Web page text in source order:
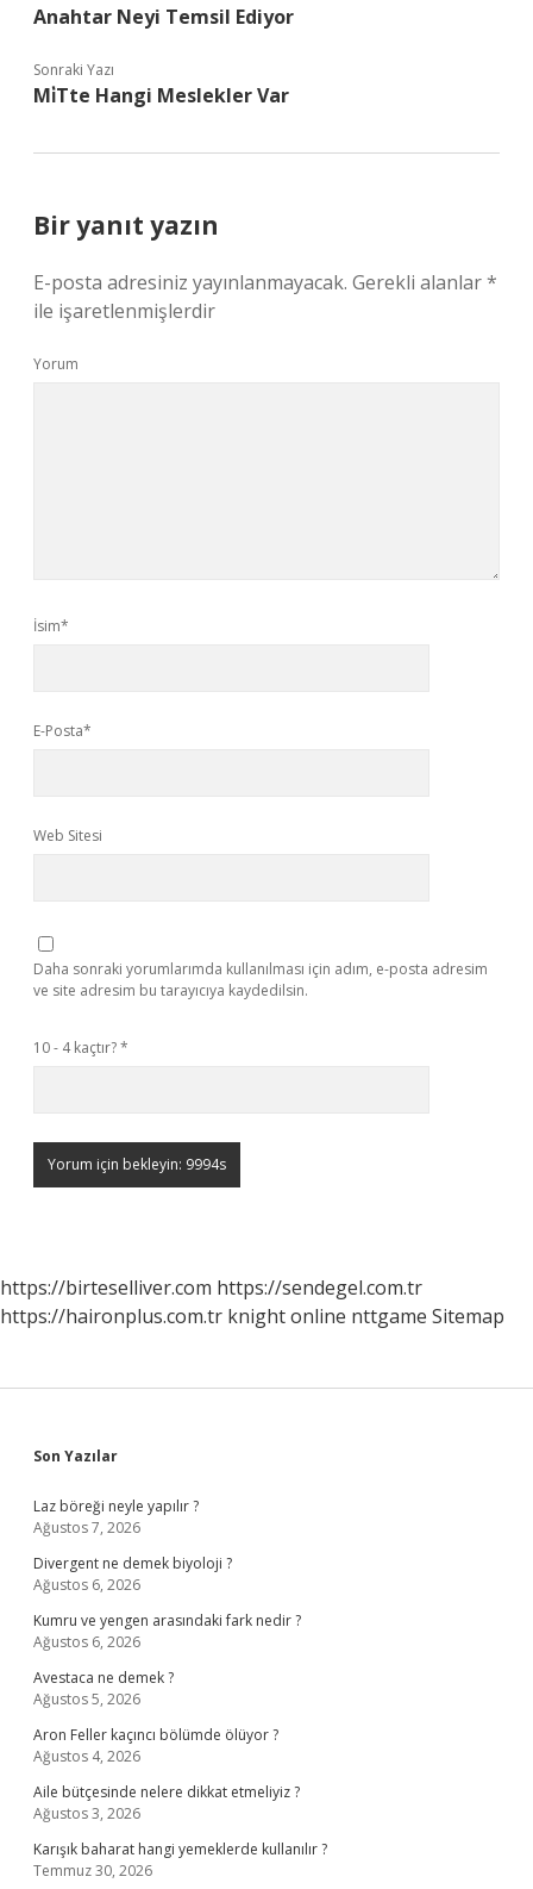
Anahtar Neyi Temsil Ediyor
Sonraki Yazı
Mi̇Tte Hangi Meslekler Var
Bir yanıt yazın
E-posta adresiniz yayınlanmayacak. Gerekli alanlar*
ile işaretlenmişlerdir
Yorum
İsim*
E-Posta*
Web Sitesi
Daha sonraki yorumlarımda kullanılması için adım, e-posta adresim
ve site adresim bu tarayıcıya kaydedilsin.
10 - 4 kaçtır?*
https://birteselliver.com https://sendegel.com.tr
https://haironplus.com.tr knight online nttgame Sitemap
Sidebar
Son Yazılar
Laz böreği neyle yapılır ?
Ağustos 7, 2026
Divergent ne demek biyoloji ?
Ağustos 6, 2026
Kumru ve yengen arasındaki fark nedir ?
Ağustos 6, 2026
Avestaca ne demek ?
Ağustos 5, 2026
Aron Feller kaçıncı bölümde ölüyor ?
Ağustos 4, 2026
Aile bütçesinde nelere dikkat etmeliyiz ?
Ağustos 3, 2026
Karışık baharat hangi yemeklerde kullanılır ?
Temmuz 30, 2026